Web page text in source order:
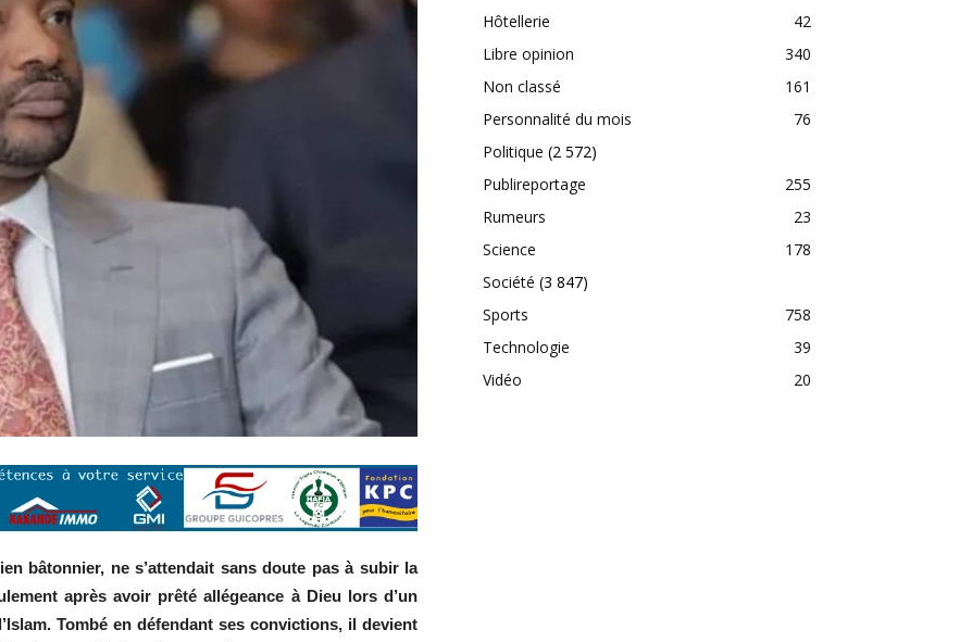
bâtonnier, ne s’attendait sans doute pas à subir la
après avoir prêté allégeance à Dieu lors d’un
Tombé en défendant ses convictions, il devient
Hôtellerie
42
Libre opinion
340
Non classé
161
Personnalité du mois
76
Politique (2 572)
Publireportage
255
Rumeurs
23
Science
178
Société (3 847)
Sports
758
Technologie
39
Vidéo
20